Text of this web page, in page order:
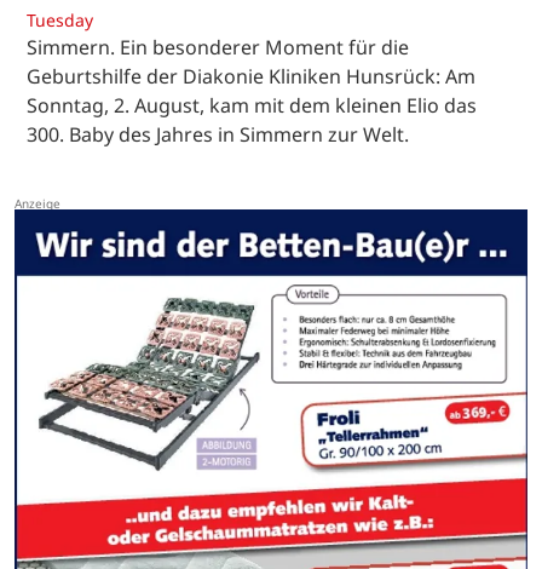
Tuesday
Simmern. Ein besonderer Moment für die
Geburtshilfe der Diakonie Kliniken Hunsrück: Am
Sonntag, 2. August, kam mit dem kleinen Elio das
300. Baby des Jahres in Simmern zur Welt.